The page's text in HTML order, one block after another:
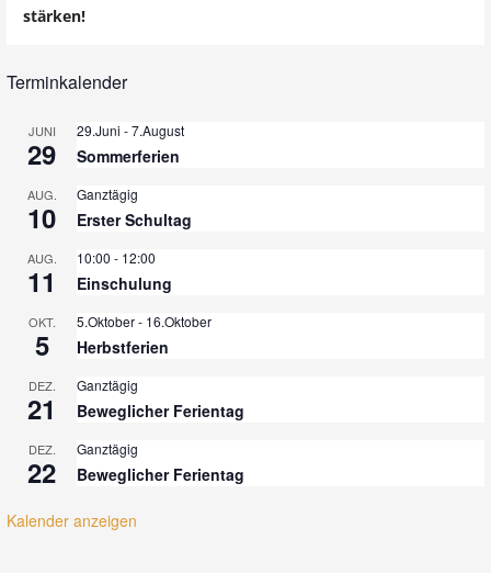
stärken!
Terminkalender
JUNI
29
29.Juni -7.August
Sommerferien
AUG.
10
Ganztägig
Erster Schultag
AUG.
11
10:00 - 12:00
Einschulung
OKT.
5
5.Oktober- 16.Oktober
Herbstferien
DEZ.
21
Ganztägig
Beweglicher Ferientag
DEZ.
22
Ganztägig
Beweglicher Ferientag
Kalender anzeigen